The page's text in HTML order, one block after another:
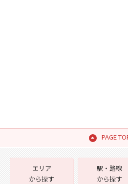
PAGE
エリア
から探す
駅・路線
から探す